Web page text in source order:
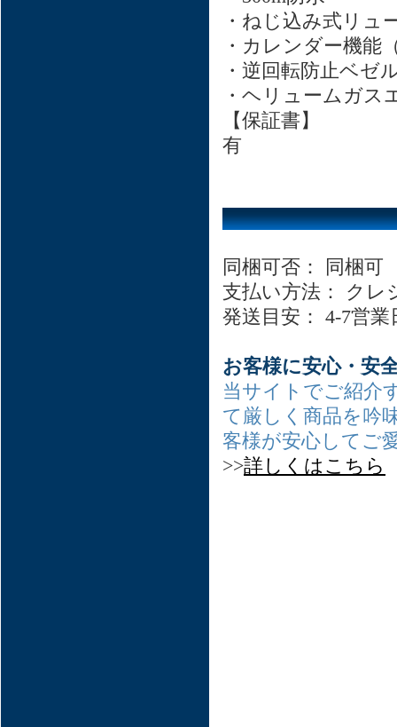
・ねじ込み式リュ
・カレンダー機能
・逆回転防止ベゼ
・ヘリュームガス
【保証書】
有
同梱可否： 同梱可
支払い方法： クレ
発送目安： 4-7営業
お客様に安心・安
当サイトでご紹介
て厳しく商品を吟
客様が安心してご
>>詳しくはこちら